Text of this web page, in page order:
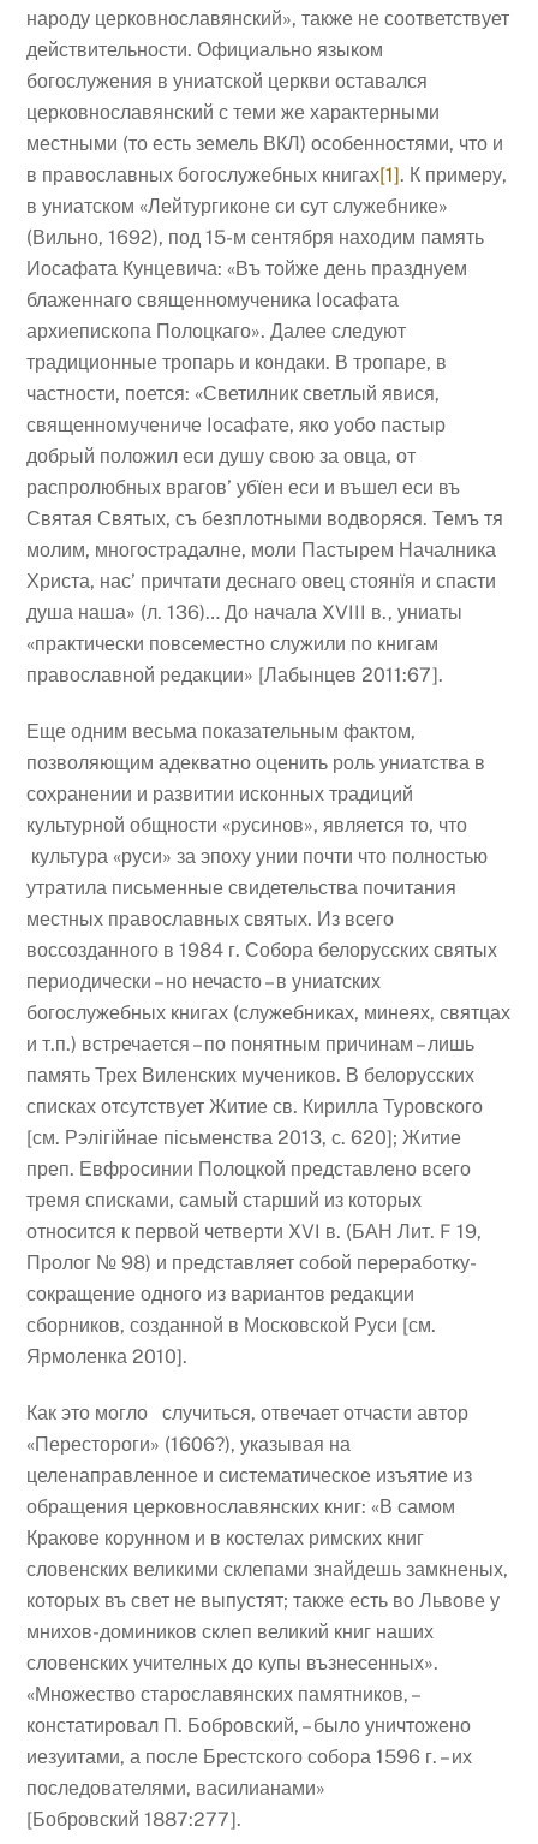
народу церковнославянский», также не соответствует
действительности. Официально языком
богослужения в униатской церкви оставался
церковнославянский с теми же характерными
местными (то есть земель ВКЛ) особенностями, что и
в православных богослужебных книгах[1]. К примеру,
в униатском «Лейтургиконе си сут служебнике»
(Вильно, 1692), под 15-м сентября находим память
Иосафата Кунцевича: «Въ тойже день празднуем
блаженнаго священномученика Iосафата
архиепископа Полоцкаго». Далее следуют
традиционные тропарь и кондаки. В тропаре, в
частности, поется: «Светилник светлый явися,
священномучениче Iосафате, яко уобо пастыр
добрый положил еси душу свою за овца, от
распролюбных врагов’ убїен еси и въшел еси въ
Святая Святых, съ безплотными водворяся. Темъ тя
молим, многострадалне, моли Пастырем Началника
Христа, нас’ причтати деснаго овец стоянїя и спасти
душа наша» (л. 136)… До начала XVIII в., униаты
«практически повсеместно служили по книгам
православной редакции» [Лабынцев 2011:67].
Еще одним весьма показательным фактом,
позволяющим адекватно оценить роль униатства в
сохранении и развитии исконных традиций
культурной общности «русинов», является то, что
культура «руси» за эпоху унии почти что полностью
утратила письменные свидетельства почитания
местных православных святых. Из всего
воссозданного в 1984 г. Собора белорусских святых
периодически – но нечасто – в униатских
богослужебных книгах (служебниках, минеях, святцах
и т.п.) встречается – по понятным причинам – лишь
память Трех Виленских мучеников. В белорусских
списках отсутствует Житие св. Кирилла Туровского
[см. Рэлігійнае пісьменства 2013, с. 620]; Житие
преп. Евфросинии Полоцкой представлено всего
тремя списками, самый старший из которых
относится к первой четверти XVI в. (БАН Лит. F 19,
Пролог № 98) и представляет собой переработку-
сокращение одного из вариантов редакции
сборников, созданной в Московской Руси [см.
Ярмоленка 2010].
Как это могло случиться, отвечает отчасти автор
«Перестороги» (1606?), указывая на
целенаправленное и систематическое изъятие из
обращения церковнославянских книг: «В самом
Кракове корунном и в костелах римских книг
словенских великими склепами знайдешь замкненых,
которых въ свет не выпустят; также есть во Львове у
мнихов-домиников склеп великий книг наших
словенских учителных до купы възнесенных».
«Множество старославянских памятников, –
констатировал П. Бобровский, – было уничтожено
иезуитами, а после Брестского собора 1596 г. – их
последователями, василианами»
[Бобровский 1887:277].